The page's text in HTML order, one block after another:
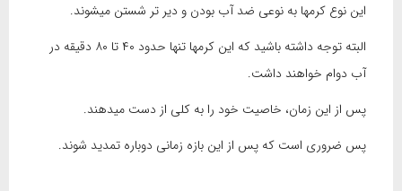
این نوع کرمها به نوعی ضد آب بودن و دیر تر شستن میشوند.
البته توجه داشته باشید که این کرمها تنها حدود ۴۰ تا ۸۰ دقیقه در
آب دوام خواهند داشت.
پس از این زمان، خاصیت خود را به کلی از دست میدهند.
پس ضروری است که پس از این بازه زمانی دوباره تمدید شوند.